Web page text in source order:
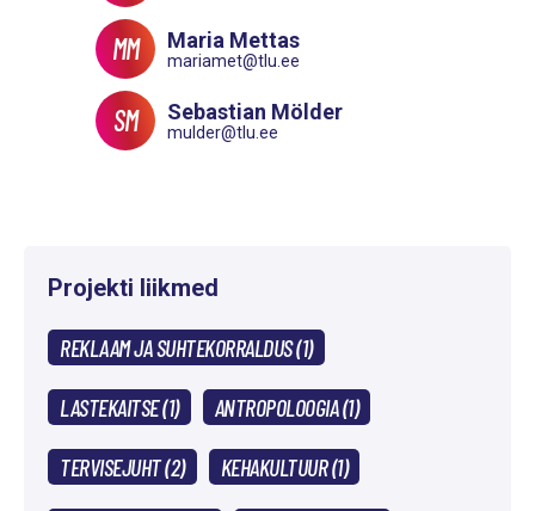
MM Maria Mettas
mariamet@tlu.ee
SM Sebastian Mölder
mulder@tlu.ee
Projekti liikmed
REKLAAM JA SUHTEKORRALDUS (1)
LASTEKAITSE (1) ANTROPOLOOGIA (1)
TERVISEJUHT (2) KEHAKULTUUR (1)